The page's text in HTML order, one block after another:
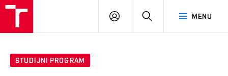
MENU
PŘIHLÁSIT
STUDIJNÍ PROGRAM